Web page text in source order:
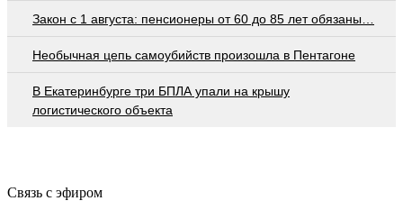
Закон с 1 августа: пенсионеры от 60 до 85 лет обязаны…
Необычная цепь самоубийств произошла в Пентагоне
В Екатеринбурге три БПЛА упали на крышу
логистического объекта
Связь с эфиром